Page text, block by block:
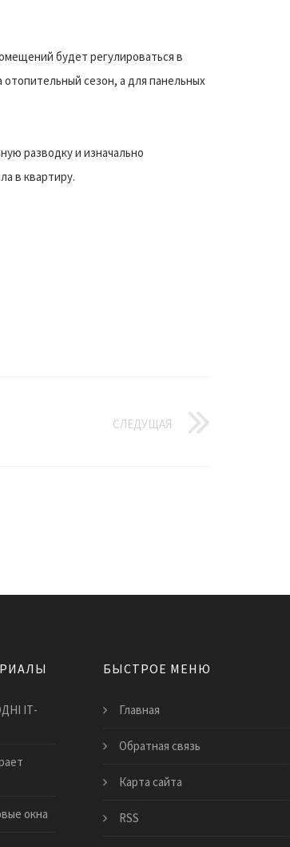
будет регулироваться в
отопительный сезон, а для панельных
разводку и изначально
в квартиру.
СЛЕДУЩАЯ
ІТ-
окна
БЫСТРОЕ МЕНЮ
Главная
Обратная связь
Карта сайта
RSS